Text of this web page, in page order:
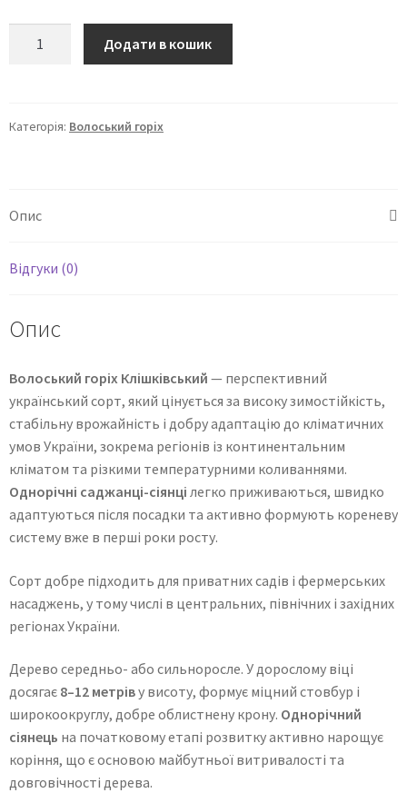
Додати в кошик
Категорія: Волоський горіх
Опис
Відгуки (0)
Опис
Волоський горіх Клішківський — перспективний
український сорт, який цінується за високу зимостійкість,
стабільну врожайність і добру адаптацію до кліматичних
умов України, зокрема регіонів із континентальним
кліматом та різкими температурними коливаннями.
Однорічні саджанці-сіянці легко приживаються, швидко
адаптуються після посадки та активно формують кореневу
систему вже в перші роки росту.
Сорт добре підходить для приватних садів і фермерських
насаджень, у тому числі в центральних, північних і західних
регіонах України.
Дерево середньо- або сильноросле. У дорослому віці
досягає 8–12 метріву висоту, формує міцний стовбур і
широкоокруглу, добре облистнену крону. Однорічний
сіянець на початковому етапі розвитку активно нарощує
коріння, що є основою майбутньої витривалості та
довговічності дерева.